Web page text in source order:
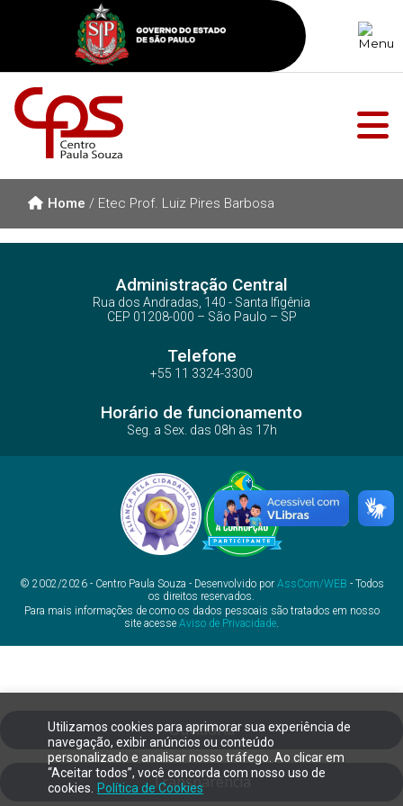
Utilizamos cookies para aprimorar sua experiência de
navegação, exibir anúncios ou conteúdo
personalizado e analisar nosso tráfego. Ao clicar em
“Aceitar todos”, você concorda com nosso uso de
cookies.
Política de Cookies
Home / Etec Prof. Luiz Pires Barbosa
Administração Central
Rua dos Andradas, 140 - Santa Ifigênia
CEP 01208-000 – São Paulo – SP
Telefone
+55 11 3324-3300
Horário de funcionamento
Seg. a Sex. das 08h às 17h
© 2002/2026 - Centro Paula Souza - Desenvolvido por AssCom/WEB - Todos
os direitos reservados.
Para mais informações de como os dados pessoais são tratados em nosso
site acesse Aviso de Privacidade.
Ouvidoria
Transparência